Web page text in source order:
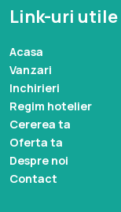
Link-uri utile
Acasa
Vanzari
Inchirieri
Regim hotelier
Cererea ta
Oferta ta
Despre noi
Contact